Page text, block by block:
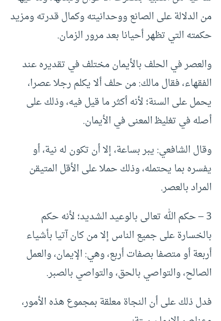
من الدلالة على الصانع ووحدانيته وكمال قدرته ومزيد
حكمته التي تظهر أحيانا بعد مرور الزمان.
والعصر في الحلف بالأيمان مختلف في تقديره عند
الفقهاء، فقال مالك: من حلف ألا يكلم رجلا عصرا،
يحمل على السنة؛ لأنه أكثر ما قيل فيه، وذلك على
أصله في تغليظ‍ المعنى في الأيمان.
وقال الشافعي: يبر بساعة، إلا أن تكون له نية، أو
يفسره بما يحتمله، وذلك حملا على الأقل المتيقن
المراد بالعصر.
3 – حكم الله تعالى بالوعيد الشديد؛ لأنه حكم
بالخسارة على جميع الناس إلا من كان آتيا بأشياء
أربعة أو متصفا بصفات أربع، وهي: الإيمان، والعمل
الصالح، والتواصي بالحق، والتواصي بالصبر.
فدل ذلك على أن النجاة معلقة بمجموع هذه الأمور،